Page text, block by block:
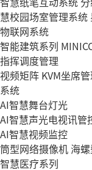
慧校园场室管理系统
物联网系统
智能建筑系列
指挥调度管理
视频矩阵 KVM坐席
系统
AI智慧舞台灯光
AI智慧声光电视讯管
AI智慧视频监控
筒型网络摄像机 海
智慧医疗系列